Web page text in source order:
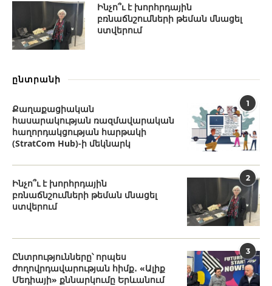
Ինչո՞ւ է խորհրդային
բռնաճնշումների թեման մնացել
ստվերում
ընտրանի
1
Քաղաքացիական
հասարակության ռազմավարական
հաղորդակցության հարթակի
(StratCom Hub)-ի մեկնարկ
2
Ինչո՞ւ է խորհրդային
բռնաճնշումների թեման մնացել
ստվերում
3
Ընտրությունները՝ որպես
ժողովրդավարության հիմք․ «Ալիք
Մեդիայի» քննարկումը Երևանում